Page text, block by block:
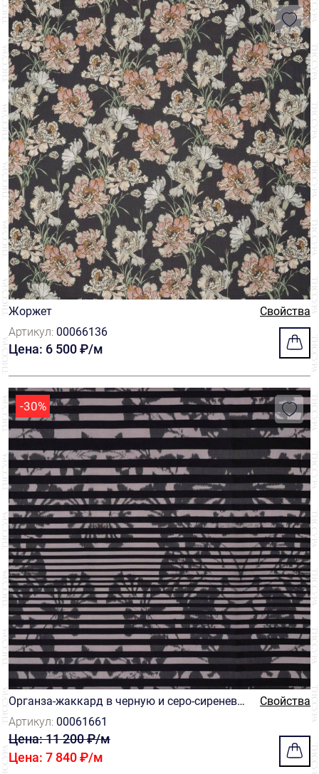
Стрейч 2
Тафта 1
Твил 3
Горох 1
Клетка 2
Орнамент 1
Полоска 1
Растения 1
Цветы 19
Металлический Эффект
1
СТРАНА
Италия
25
БРЕНД
Carnet 3
Fasac 19
Luigi Verga 3
ЦЕНА
₽ ₽
Жоржет
Свойства
Артикул: 00066136
Цена: 6 500 ₽/м
-30%
Органза-жаккард в черную и серо-сиреневу
ю полоску с размытым абстрактным орнам
ентом черного оттенка
Свойства
Артикул: 00061661
Цена: 11 200 ₽/м
Цена: 7 840 ₽/м